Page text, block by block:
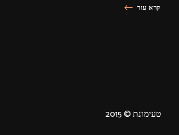
קרא עוד
טעימונת © 2015